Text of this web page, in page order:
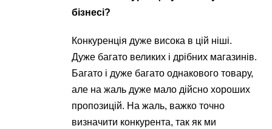
бізнесі?
Конкуренція дуже висока в цій ніші.
Дуже багато великих і дрібних магазинів.
Багато і дуже багато однакового товару,
але на жаль дуже мало дійсно хороших
пропозицій. На жаль, важко точно
визначити конкурента, так як ми